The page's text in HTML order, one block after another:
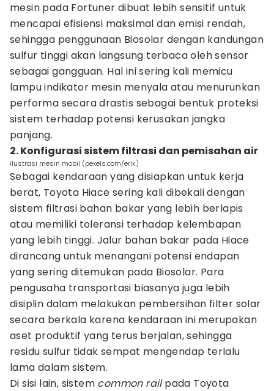
mesin pada Fortuner dibuat lebih sensitif untuk
mencapai efisiensi maksimal dan emisi rendah,
sehingga penggunaan Biosolar dengan kandungan
sulfur tinggi akan langsung terbaca oleh sensor
sebagai gangguan. Hal ini sering kali memicu
lampu indikator mesin menyala atau menurunkan
performa secara drastis sebagai bentuk proteksi
sistem terhadap potensi kerusakan jangka
panjang.
2. Konfigurasi sistem filtrasi dan pemisahan air
ilustrasi mesin mobil (pexels.com/erik)
Sebagai kendaraan yang disiapkan untuk kerja
berat, Toyota Hiace sering kali dibekali dengan
sistem filtrasi bahan bakar yang lebih berlapis
atau memiliki toleransi terhadap kelembapan
yang lebih tinggi. Jalur bahan bakar pada Hiace
dirancang untuk menangani potensi endapan
yang sering ditemukan pada Biosolar. Para
pengusaha transportasi biasanya juga lebih
disiplin dalam melakukan pembersihan filter solar
secara berkala karena kendaraan ini merupakan
aset produktif yang terus berjalan, sehingga
residu sulfur tidak sempat mengendap terlalu
lama dalam sistem.
Di sisi lain, sistem common railpada Toyota